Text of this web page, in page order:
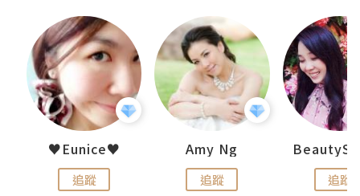
♥Eunice♥
追蹤
Amy Ng
追蹤 追蹤